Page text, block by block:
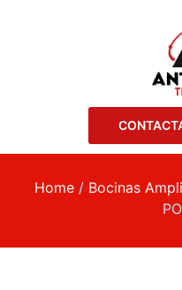
Home / Bocinas